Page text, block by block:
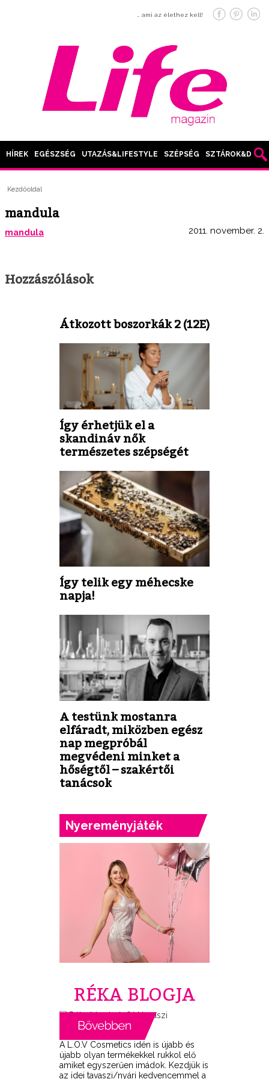
… ami az élethez kell!
HÍREK EGÉSZSÉG UTAZÁS&LIFESTYLE SZÉPSÉG SZTÁROK&DIVAT
Kezdőoldal
mandula
2011. november. 2.
mandula
Hozzászólások
Átkozott boszorkák 2 (12E)
Így érhetjük el a
skandináv nők
természetes szépségét
Így telik egy méhecske
napja!
A testünk mostanra
elfáradt, miközben egész
nap megpróbál
megvédeni minket a
hőségtől – szakértői
tanácsok
Nyereményjáték
RÉKA BLOGJA
A L.O.V Cosmetics idén is újabb és
újabb olyan termékekkel rukkol elő
amiket egyszerűen imádok. Kezdjük is
az idei tavaszi/nyári kedvencemmel a